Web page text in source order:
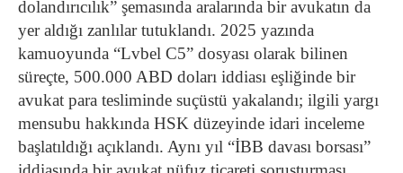
dolandırıcılık” şemasında aralarında bir avukatın da
yer aldığı zanlılar tutuklandı. 2025 yazında
kamuoyunda “Lvbel C5” dosyası olarak bilinen
süreçte, 500.000 ABD doları iddiası eşliğinde bir
avukat para tesliminde suçüstü yakalandı; ilgili yargı
mensubu hakkında HSK düzeyinde idari inceleme
başlatıldığı açıklandı. Aynı yıl “İBB davası borsası”